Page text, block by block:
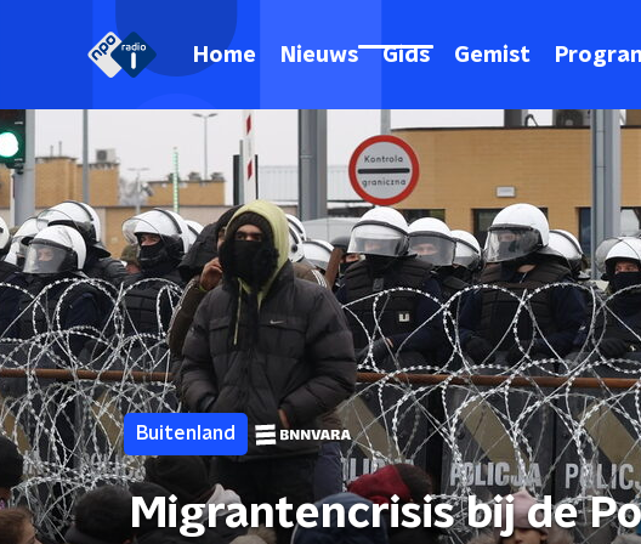
Home Nieuws Gids Gemist
Buitenland
Migrantencrisis bij de